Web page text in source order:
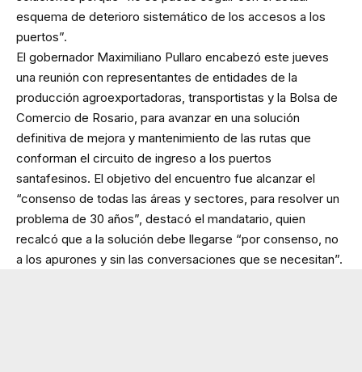
esquema de deterioro sistemático de los accesos a los
puertos”.
El gobernador Maximiliano Pullaro encabezó este jueves
una reunión con representantes de entidades de la
producción agroexportadoras, transportistas y la Bolsa de
Comercio de Rosario, para avanzar en una solución
definitiva de mejora y mantenimiento de las rutas que
conforman el circuito de ingreso a los puertos
santafesinos. El objetivo del encuentro fue alcanzar el
“consenso de todas las áreas y sectores, para resolver un
problema de 30 años”, destacó el mandatario, quien
recalcó que a la solución debe llegarse “por consenso, no
a los apurones y sin las conversaciones que se necesitan”.